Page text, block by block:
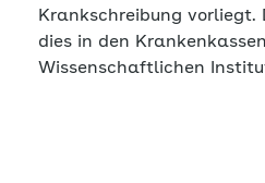
Krankschreibung
dies in den
Wissenschaftlichen